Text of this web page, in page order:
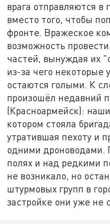
врага отправляются в
вместо того, чтобы
фронте. Вражеское
возможность
частей, вынуждая их
из-за чего некоторые
остаются голыми. К
произошёл недавний
(Красноармейск):
котором стояла
утратившая пехоту и
одними дроноводами.
полях и над редкими
не возникало, но
штурмовых групп в
застройке они уже не